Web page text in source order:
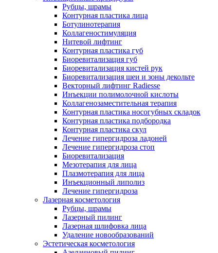
Рубцы, шрамы
Контурная пластика лица
Ботулинотерапия
Коллагеностимуляция
Нитевой лифтинг
Контурная пластика губ
Биоревитализация губ
Биоревитализация кистей рук
Биоревитализация шеи и зоны декольте
Векторный лифтинг Radiesse
Инъекции полимолочной кислоты
Коллагенозаместительная терапия
Контурная пластика носогубных складок
Контурная пластика подбородка
Контурная пластика скул
Лечение гипергидроза ладоней
Лечение гипергидроза стоп
Биоревитализация
Мезотерапия для лица
Плазмотерапия для лица
Инъекционный липолиз
Лечение гипергидроза
Лазерная косметология
Рубцы, шрамы
Лазерный пилинг
Лазерная шлифовка лица
Удаление новообразований
Эстетическая косметология